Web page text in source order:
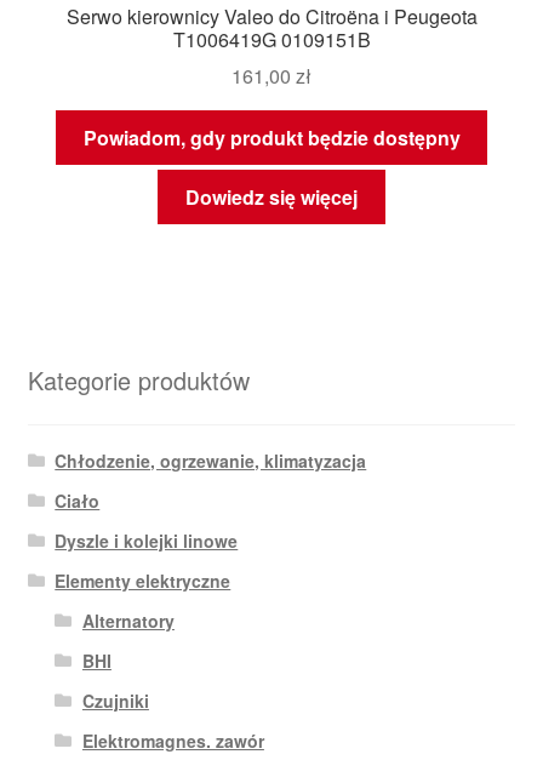
Serwo kierownicy Valeo do Citroëna i Peugeota
T1006419G 0109151B
161,00 zł
Powiadom, gdy produkt będzie dostępny
Dowiedz się więcej
Kategorie produktów
Chłodzenie, ogrzewanie, klimatyzacja
Ciało
Dyszle i kolejki linowe
Elementy elektryczne
Alternatory
BHI
Czujniki
Elektromagnes. zawór